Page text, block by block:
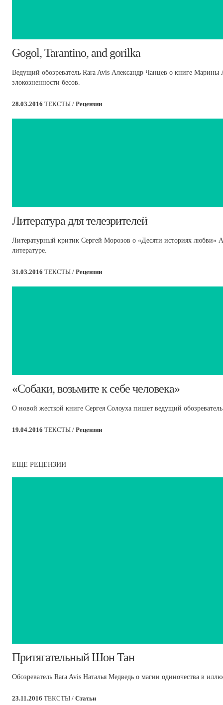
​Gogol, Tarantino, and gorilka
Ведущий обозреватель Rara Avis Александр Чанцев о книге
злокозненности бесов.
28.03.2016 ТЕКСТЫ / Рецензии
​Литература для телезрителей
Литературный критик Сергей Морозов о «Десяти историях любви»
литературе.
31.03.2016 ТЕКСТЫ / Рецензии
​«Собаки, возьмите к себе человека»
О новой жесткой книге Сергея Солоуха пишет ведущий
19.04.2016 ТЕКСТЫ / Рецензии
ЕЩЕ РЕЦЕНЗИИ
​Притягательный Шон Тан
Обозреватель Rara Avis Наталья Медведь о магии одиночества в
23.11.2016 ТЕКСТЫ / Статьи